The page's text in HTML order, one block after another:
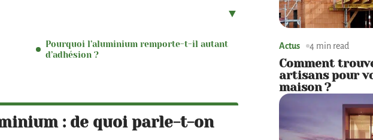
Pourquoi l’aluminium remporte-t-il autant
d’adhésion ?
: de quoi parle-t-on
Actus 4 min read
Comment
artisans pour
maison ?